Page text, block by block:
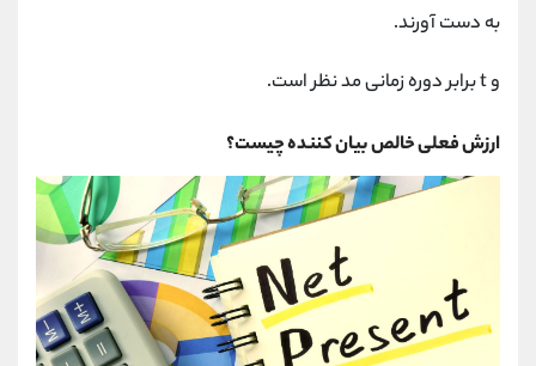
به دست آورند.
و t برابر دوره زمانی مد نظر است.
ارزش فعلی خالص بیان کننده چیست؟